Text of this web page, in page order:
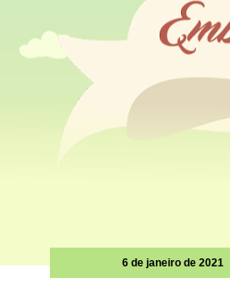
6 de janeiro de 2021